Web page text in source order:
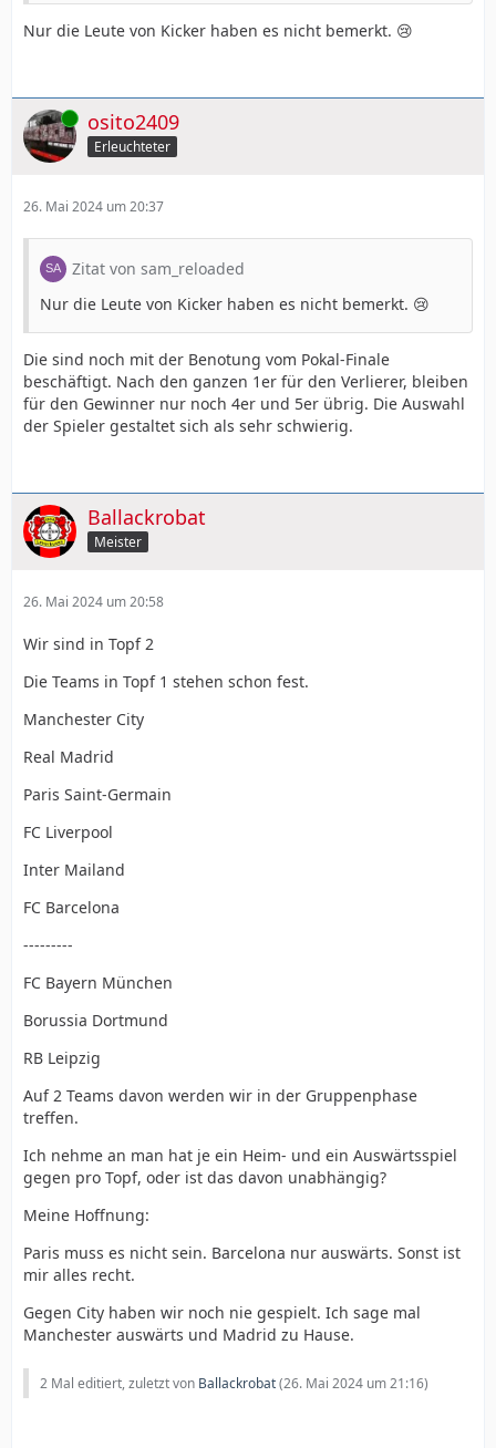
Nur die Leute von Kicker haben es nicht bemerkt. 😢
Online osito2409
Erleuchteter
26. Mai 2024 um 20:37
Zitat von sam_reloaded
Nur die Leute von Kicker haben es nicht bemerkt. 😢
Die sind noch mit der Benotung vom Pokal-Finale
beschäftigt. Nach den ganzen 1er für den Verlierer, bleiben
für den Gewinner nur noch 4er und 5er übrig. Die Auswahl
der Spieler gestaltet sich als sehr schwierig.
Ballackrobat
Meister
26. Mai 2024 um 20:58
Wir sind in Topf 2
Die Teams in Topf 1 stehen schon fest.
Manchester City
Real Madrid
Paris Saint-Germain
FC Liverpool
Inter Mailand
FC Barcelona
---------
FC Bayern München
Borussia Dortmund
RB Leipzig
Auf 2 Teams davon werden wir in der Gruppenphase
treffen.
Ich nehme an man hat je ein Heim- und ein Auswärtsspiel
gegen pro Topf, oder ist das davon unabhängig?
Meine Hoffnung:
Paris muss es nicht sein. Barcelona nur auswärts. Sonst ist
mir alles recht.
Gegen City haben wir noch nie gespielt. Ich sage mal
Manchester auswärts und Madrid zu Hause.
2 Mal editiert, zuletzt von Ballackrobat(26. Mai 2024 um 21:16)